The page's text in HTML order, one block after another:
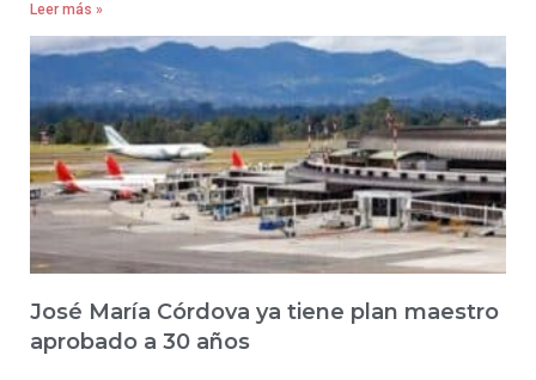
Leer más »
José María Córdova ya tiene plan maestro
aprobado a 30 años